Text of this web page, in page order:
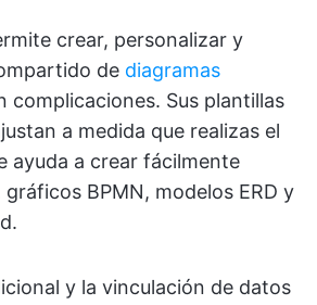
crear, personalizar y
de diagramas
complicaciones. Sus plantillas
a medida que realizas el
ayuda a crear fácilmente
gráficos BPMN, modelos ERD y
y la vinculación de datos